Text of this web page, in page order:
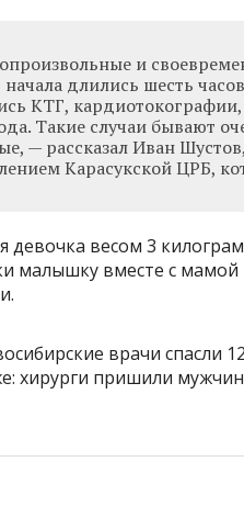
и
длились шесть
КТГ, кардиотокографии,
Такие случаи бывают
— рассказал Иван
Карасукской ЦРБ,
девочка весом 3
малышку вместе с
врачи спасли
хирурги пришили